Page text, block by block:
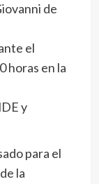
de
el
horas en la
y
para el
la